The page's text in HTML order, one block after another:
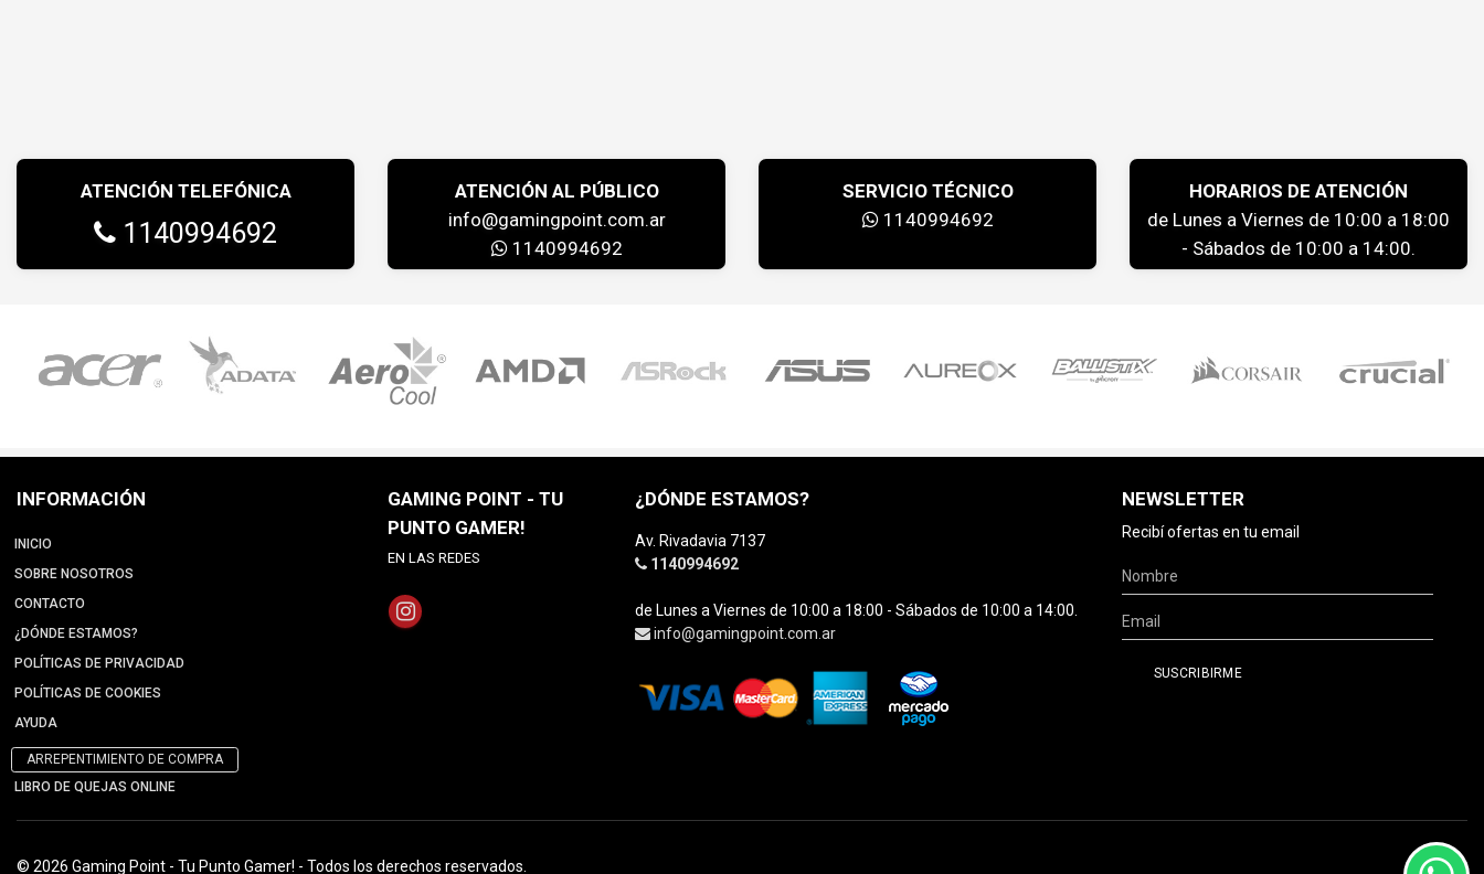
ATENCIÓN TELEFÓNICA
1140994692
ATENCIÓN AL PÚBLICO
info@gamingpoint.com.ar
1140994692
SERVICIO TÉCNICO
1140994692
HORARIOS DE ATENCIÓN
de Lunes a Viernes de 10:00 a 18:00
- Sábados de 10:00 a 14:00.
INFORMACIÓN
INICIO
SOBRE NOSOTROS
CONTACTO
¿DÓNDE ESTAMOS?
POLÍTICAS DE PRIVACIDAD
POLÍTICAS DE COOKIES
AYUDA
ARREPENTIMIENTO DE COMPRA
LIBRO DE QUEJAS ONLINE
GAMING POINT - TU
PUNTO GAMER!
EN LAS REDES
¿DÓNDE ESTAMOS?
Av. Rivadavia 7137
1140994692
de Lunes a Viernes de 10:00 a 18:00 - Sábados de 10:00 a 14:00.
info@gamingpoint.com.ar
NEWSLETTER
Recibí ofertas en tu email
© 2026 Gaming Point - Tu Punto Gamer! - Todos los derechos reservados.